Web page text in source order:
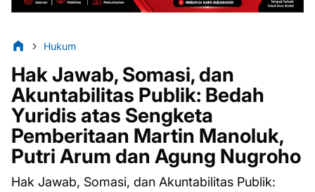
Hukum
Hak Jawab, Somasi, dan
Akuntabilitas Publik: Bedah
Yuridis atas Sengketa
Pemberitaan Martin Manoluk,
Putri Arum dan Agung Nugroho
Hak Jawab, Somasi, dan Akuntabilitas Publik: